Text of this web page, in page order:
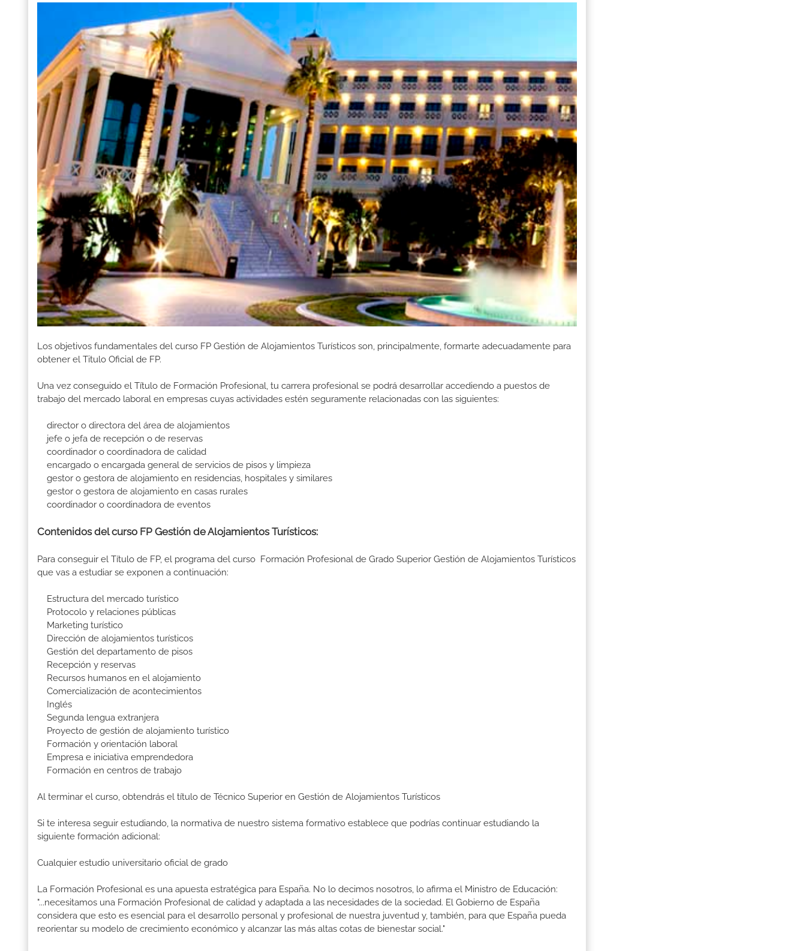
Los objetivos fundamentales del curso FP Gestión de Alojamientos Turísticos son, principalmente, formarte adecuadamente para
obtener el Titulo Oficial de FP.
Una vez conseguido el Título de Formación Profesional, tu carrera profesional se podrá desarrollar accediendo a puestos de
trabajo del mercado laboral en empresas cuyas actividades estén seguramente relacionadas con las siguientes:
director o directora del área de alojamientos
jefe o jefa de recepción o de reservas
coordinador o coordinadora de calidad
encargado o encargada general de servicios de pisos y limpieza
gestor o gestora de alojamiento en residencias, hospitales y similares
gestor o gestora de alojamiento en casas rurales
coordinador o coordinadora de eventos
Contenidos del curso FP Gestión de Alojamientos Turísticos:
Para conseguir el Título de FP, el programa del curso Formación Profesional de Grado Superior Gestión de Alojamientos Turísticos
que vas a estudiar se exponen a continuación:
Estructura del mercado turístico
Protocolo y relaciones públicas
Marketing turístico
Dirección de alojamientos turísticos
Gestión del departamento de pisos
Recepción y reservas
Recursos humanos en el alojamiento
Comercialización de acontecimientos
Inglés
Segunda lengua extranjera
Proyecto de gestión de alojamiento turístico
Formación y orientación laboral
Empresa e iniciativa emprendedora
Formación en centros de trabajo
Al terminar el curso, obtendrás el título de Técnico Superior en Gestión de Alojamientos Turísticos
Si te interesa seguir estudiando, la normativa de nuestro sistema formativo establece que podrías continuar estudiando la
siguiente formación adicional:
Cualquier estudio universitario oficial de grado
La Formación Profesional es una apuesta estratégica para España. No lo decimos nosotros, lo afirma el Ministro de Educación:
"...necesitamos una Formación Profesional de calidad y adaptada a las necesidades de la sociedad. El Gobierno de España
considera que esto es esencial para el desarrollo personal y profesional de nuestra juventud y, también, para que España pueda
reorientar su modelo de crecimiento económico y alcanzar las más altas cotas de bienestar social."